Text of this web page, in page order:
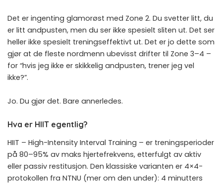
Det er ingenting glamorøst med Zone 2. Du svetter litt, du
er litt andpusten, men du ser ikke spesielt sliten ut. Det ser
heller ikke spesielt treningseffektivt ut. Det er jo dette som
gjør at de fleste nordmenn ubevisst drifter til Zone 3–4 –
for “hvis jeg ikke er skikkelig andpusten, trener jeg vel
ikke?”.
Jo. Du gjør det. Bare annerledes.
Hva er HIIT egentlig?
HIIT – High-Intensity Interval Training – er treningsperioder
på 80–95% av maks hjertefrekvens, etterfulgt av aktiv
eller passiv restitusjon. Den klassiske varianten er 4×4-
protokollen fra NTNU (mer om den under): 4 minutters